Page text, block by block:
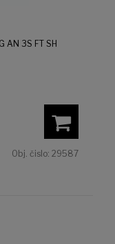
AN 3S FT SH
Obj. čislo: 29587